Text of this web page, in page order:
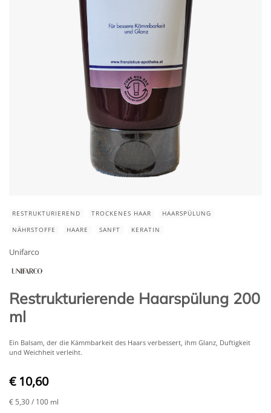
RESTRUKTURIEREND TROCKENES HAAR
HAARSPÜLUNG
NÄHRSTOFFE
HAARE SANFT KERATIN
Unifarco
Restrukturierende Haarspülung 200
ml
Ein Balsam, der die Kämmbarkeit des Haars verbessert, ihm Glanz, Duftigkeit
und Weichheit verleiht.
€ 10,60
€ 5,30/ 100 ml